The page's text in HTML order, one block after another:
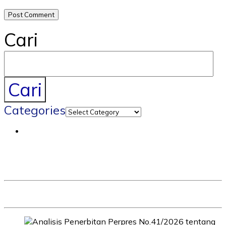
Cari
Cari
Categories